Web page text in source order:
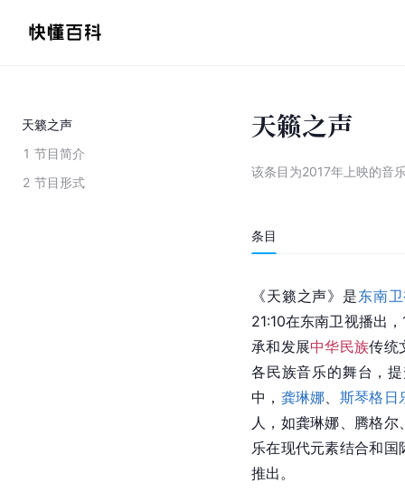
天籁之声
1 节目简介
2 节目形式
天籁之声
该条目为2017年上映的音
条目
《天籁之声》是东南
21:10在东南卫视播出
承和发展中华民族传统
各民族音乐的舞台，
中， 龚琳娜
斯琴格日
人，如龚琳娜、腾格尔
乐在现代元素结合和
推出。